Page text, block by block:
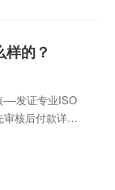
的？
发证专业ISO
核后付款详见